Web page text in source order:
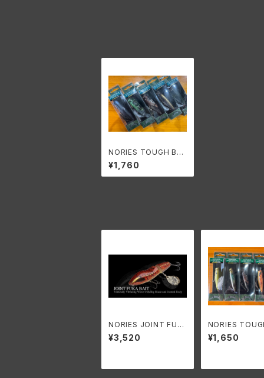
NORIES TOUGH BU
G BIG80/ノリーズ タフ
バグビック80
¥1,760
NORIES JOINT FUK
ABAIT/ノリーズ ジョイ
ントフカベイト
¥3,520
NORIES
G 65/ノリーズ
65
¥1,650